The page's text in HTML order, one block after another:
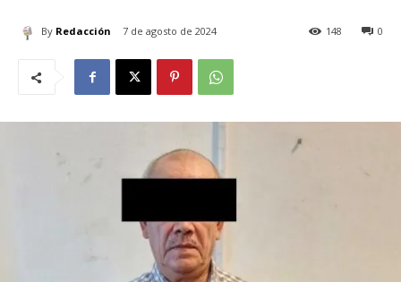
By Redacción 7 de agosto de 2024 0
148